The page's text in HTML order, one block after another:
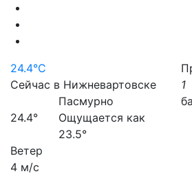
24.4°C
Сейчас в Нижневартовске
24.4°
Пасмурно
Ощущается как
23.5°
Ветер
4 м/с
1